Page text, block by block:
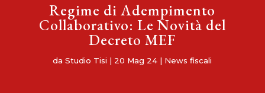
Regime di Adempimento
Collaborativo: Le Novità del
Decreto MEF
daStudio Tisi | 20 Mag 24 | News fiscali